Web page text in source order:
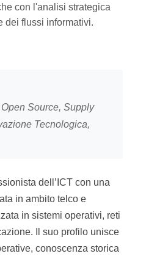
con l'analisi strategica
dei flussi informativi.
Source, Supply
Tecnologica,
dell’ICT con una
in ambito telco e
in sistemi operativi, reti
Il suo profilo unisce
conoscenza storica